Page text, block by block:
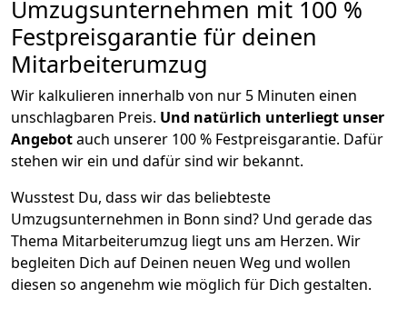
Umzugsunternehmen mit 100 %
Festpreisgarantie für deinen
Mitarbeiterumzug
Wir kalkulieren innerhalb von nur 5 Minuten einen
unschlagbaren Preis. Und natürlich unterliegt unser
Angebotauch unserer 100 % Festpreisgarantie. Dafür
stehen wir ein und dafür sind wir bekannt.
Wusstest Du, dass wir das beliebteste
Umzugsunternehmen in Bonn sind? Und gerade das
Thema Mitarbeiterumzug liegt uns am Herzen. Wir
begleiten Dich auf Deinen neuen Weg und wollen
diesen so angenehm wie möglich für Dich gestalten.